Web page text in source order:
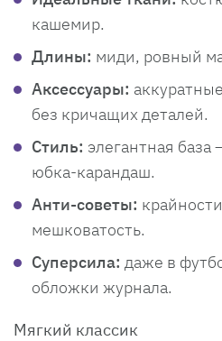
кашемир.
Длины: миди, ровный
Аксессуары:
без кричащих деталей.
Стиль: элегантная
юбка-карандаш.
Анти-советы:
мешковатость.
Суперсила: даже в
обложки журнала.
Мягкий классик